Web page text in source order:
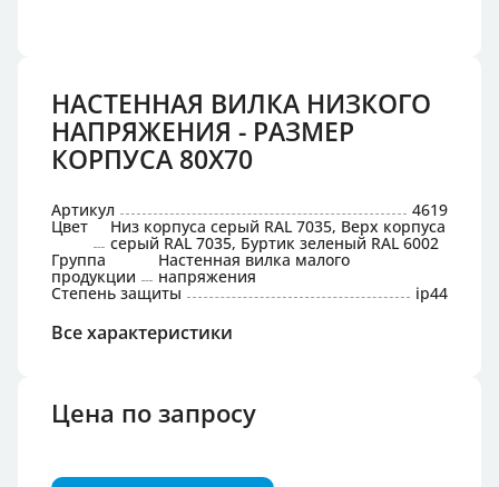
НАСТЕННАЯ ВИЛКА НИЗКОГО
НАПРЯЖЕНИЯ - РАЗМЕР
КОРПУСА 80X70
Артикул 4619
Цвет Низ корпуса серый RAL 7035, Верх корпуса
серый RAL 7035, Буртик зеленый RAL 6002
Группа
продукции
Настенная вилка малого
напряжения
Степень защиты ip44
Все характеристики
Цена по запросу